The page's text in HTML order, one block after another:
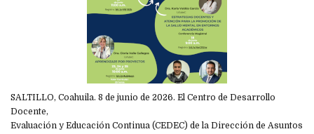
SALTILLO, Coahuila. 8 de junio de 2026. El Centro de Desarrollo
Docente,
Evaluación y Educación Continua (CEDEC) de la Dirección de Asuntos